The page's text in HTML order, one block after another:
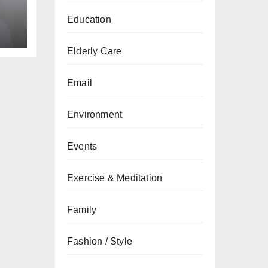
Education
Elderly Care
Email
Environment
Events
Exercise & Meditation
Family
Fashion / Style